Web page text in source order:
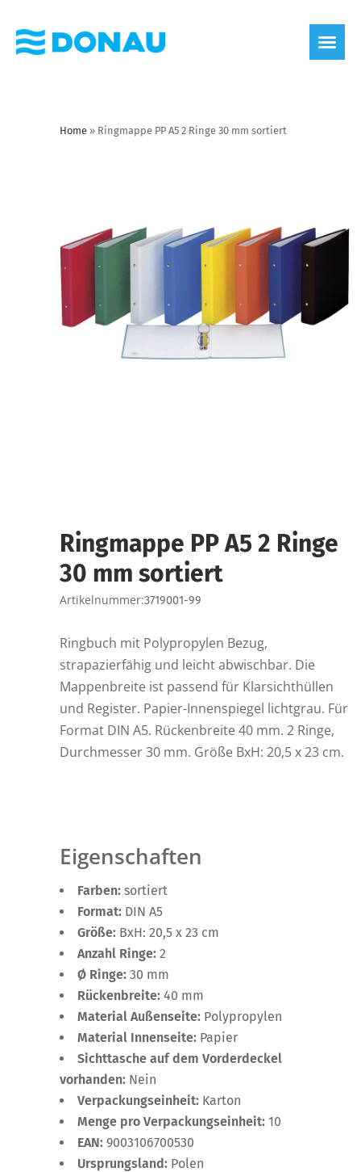
Home » Ringmappe PP A5 2 Ringe 30 mm sortiert
Ringmappe PP A5 2 Ringe
30 mm sortiert
Artikelnummer:3719001-99
Ringbuch mit Polypropylen Bezug,
strapazierfähig und leicht abwischbar. Die
Mappenbreite ist passend für Klarsichthüllen
und Register. Papier-Innenspiegel lichtgrau. Für
Format DIN A5. Rückenbreite 40 mm. 2 Ringe,
Durchmesser 30 mm. Größe BxH: 20,5 x 23 cm.
Eigenschaften
Farben: sortiert
Format: DIN A5
Größe: BxH: 20,5 x 23 cm
Anzahl Ringe: 2
Ø Ringe: 30 mm
Rückenbreite: 40 mm
Material Außenseite: Polypropylen
Material Innenseite: Papier
Sichttasche auf dem Vorderdeckel
vorhanden: Nein
Verpackungseinheit: Karton
Menge pro Verpackungseinheit: 10
EAN: 9003106700530
Ursprungsland: Polen